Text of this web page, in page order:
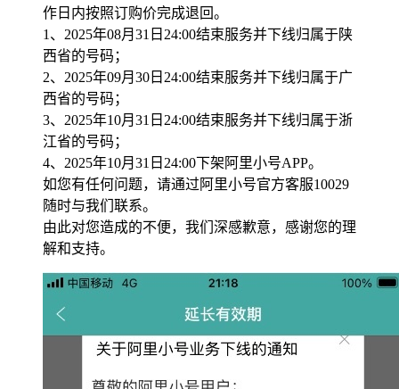
作日内按照订购价完成退回。
1、2025年08月31日24:00结束服务并下线归属于陕
西省的号码；
2、2025年09月30日24:00结束服务并下线归属于广
西省的号码；
3、2025年10月31日24:00结束服务并下线归属于浙
江省的号码；
4、2025年10月31日24:00下架阿里小号APP。
如您有任何问题，请通过阿里小号官方客服10029
随时与我们联系。
由此对您造成的不便，我们深感歉意，感谢您的理
解和支持。